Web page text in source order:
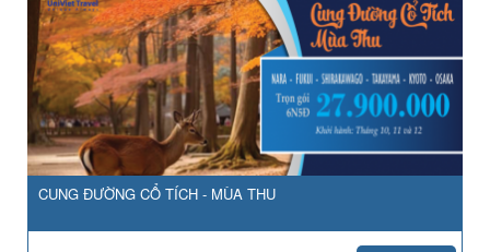
CUNG ĐƯỜNG CỔ TÍCH - MÙA THU